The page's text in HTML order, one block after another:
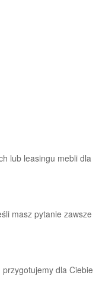
lub leasingu mebli dla
masz pytanie zawsze
przygotujemy dla Ciebie